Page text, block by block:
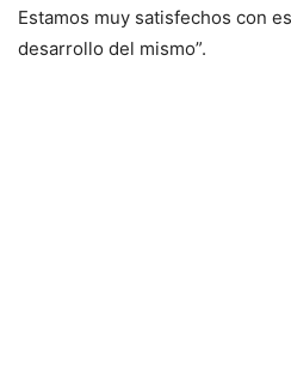
Estamos muy satisfechos con
desarrollo del mismo”.